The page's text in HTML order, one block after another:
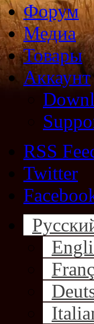
Форум
Медиа
Товары
Аккаунт
RSS
Twitter